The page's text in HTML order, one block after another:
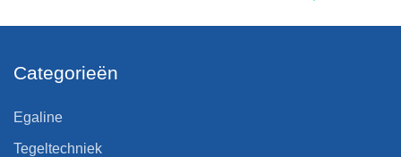
Categorieën
Egaline
Tegeltechniek